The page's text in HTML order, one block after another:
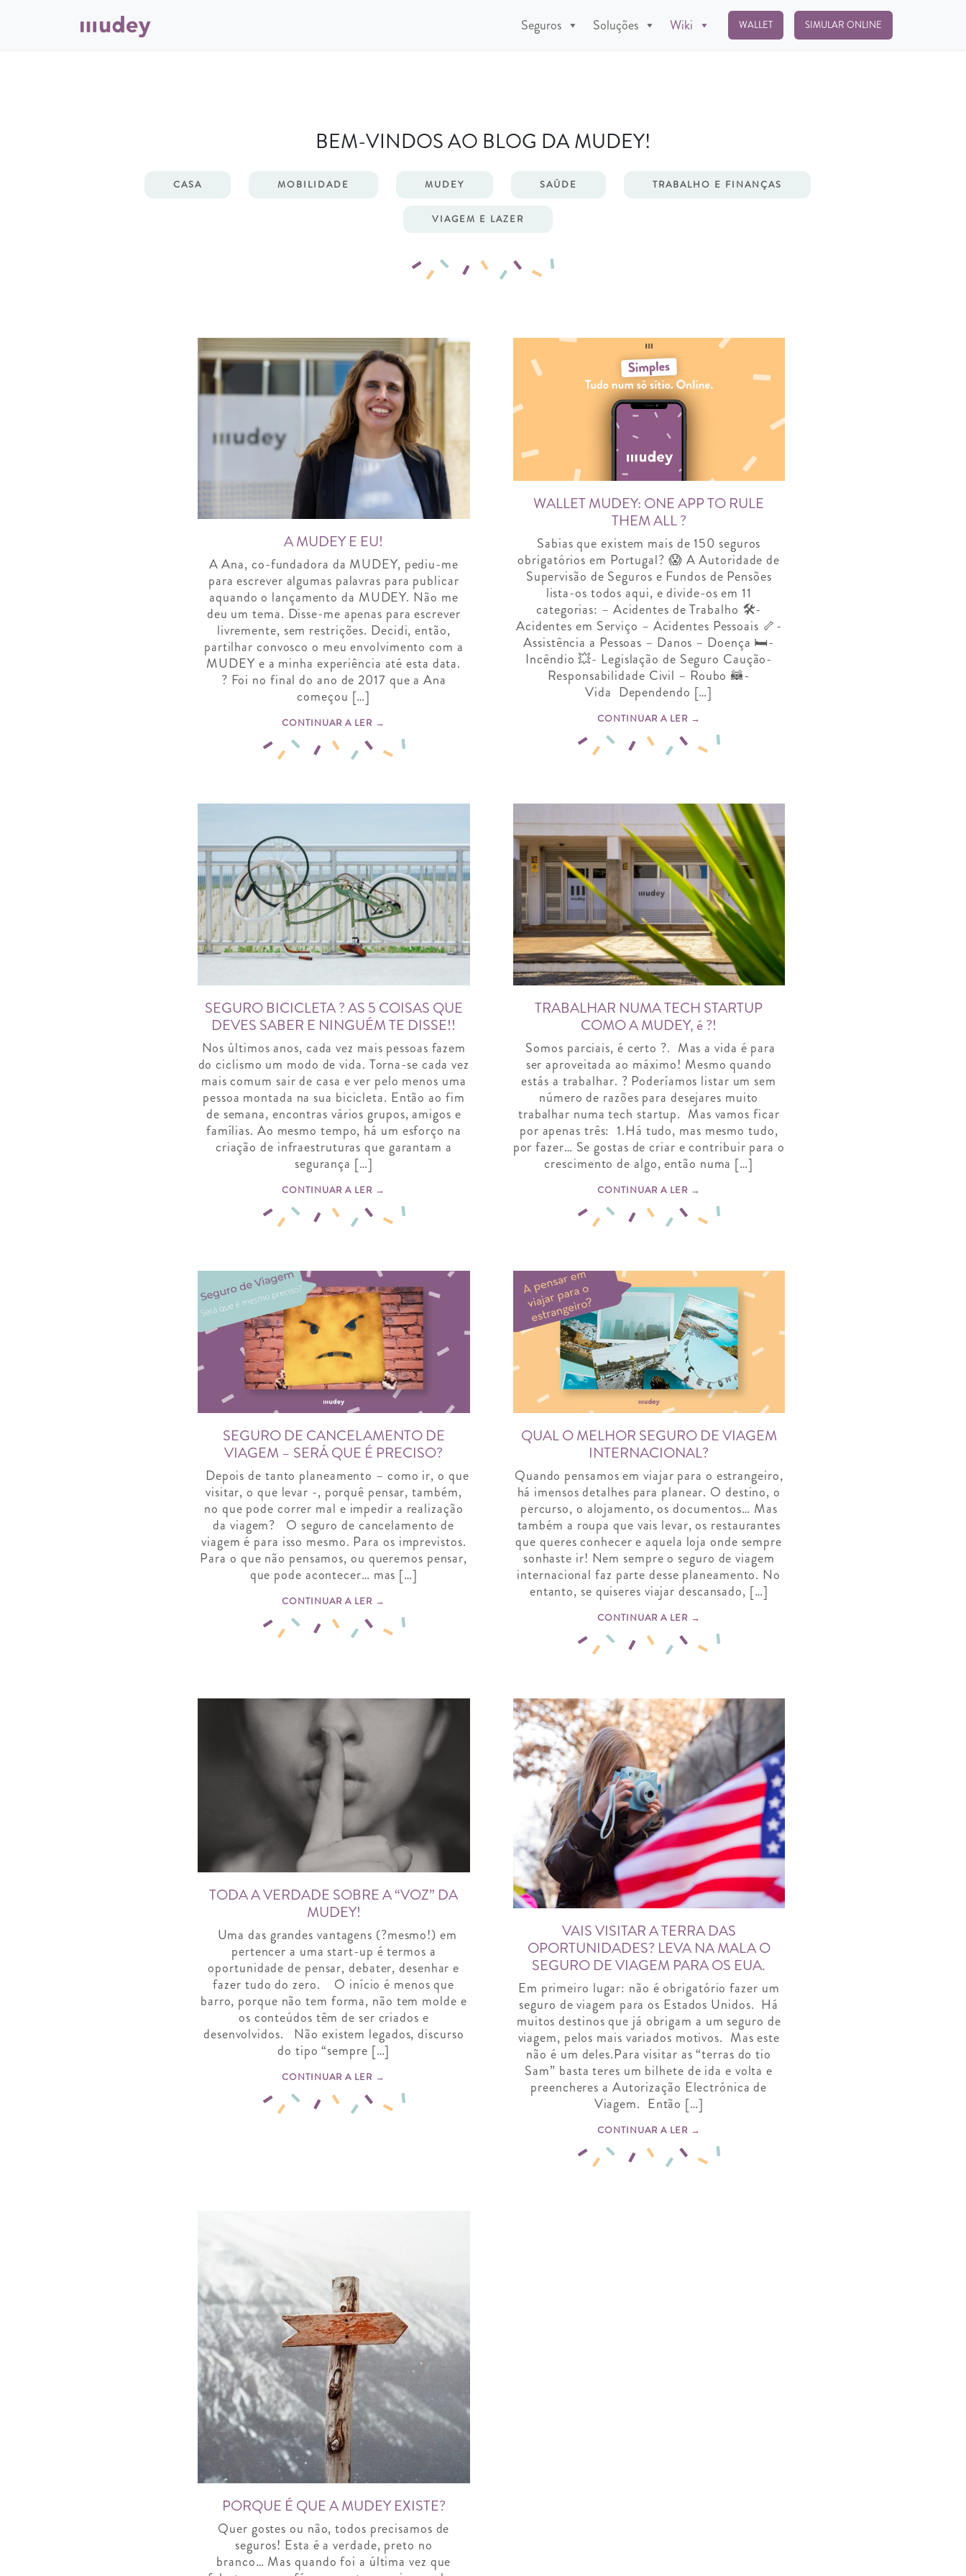
Seguros Soluções Wiki WALLET SIMULAR ONLINE
BEM-VINDOS AO BLOG DA MUDEY!
CASA MOBILIDADE MUDEY SAÚDE TRABALHO E FINANÇAS
VIAGEM E LAZER
A MUDEY E EU!
A Ana, co-fundadora da MUDEY, pediu-me
para escrever algumas palavras para publicar
aquando o lançamento da MUDEY. Não me
deu um tema. Disse-me apenas para escrever
livremente, sem restrições. Decidi, então,
partilhar convosco o meu envolvimento com a
MUDEY e a minha experiência até esta data.
? Foi no final do ano de 2017 que a Ana
começou […]
CONTINUAR A LER →
WALLET MUDEY: ONE APP TO RULE
THEM ALL ?
Sabias que existem mais de 150 seguros
obrigatórios em Portugal? 😱 A Autoridade de
Supervisão de Seguros e Fundos de Pensões
lista-os todos aqui, e divide-os em 11
categorias: – Acidentes de Trabalho 🛠️-
Acidentes em Serviço – Acidentes Pessoais 🦴-
Assistência a Pessoas – Danos – Doença 🛏️-
Incêndio 💥- Legislação de Seguro Caução-
Responsabilidade Civil – Roubo 🦝-
Vida Dependendo […]
CONTINUAR A LER →
SEGURO BICICLETA ? AS 5 COISAS QUE
DEVES SABER E NINGUÉM TE DISSE!!
Nos últimos anos, cada vez mais pessoas fazem
do ciclismo um modo de vida. Torna-se cada vez
mais comum sair de casa e ver pelo menos uma
pessoa montada na sua bicicleta. Então ao fim
de semana, encontras vários grupos, amigos e
famílias. Ao mesmo tempo, há um esforço na
criação de infraestruturas que garantam a
segurança […]
CONTINUAR A LER →
TRABALHAR NUMA TECH STARTUP
COMO A MUDEY, é ?!
Somos parciais, é certo ?. Mas a vida é para
ser aproveitada ao máximo! Mesmo quando
estás a trabalhar. ? Poderíamos listar um sem
número de razões para desejares muito
trabalhar numa tech startup. Mas vamos ficar
por apenas três: 1.Há tudo, mas mesmo tudo,
por fazer… Se gostas de criar e contribuir para o
crescimento de algo, então numa […]
CONTINUAR A LER →
SEGURO DE CANCELAMENTO DE
VIAGEM – SERÁ QUE É PRECISO?
Depois de tanto planeamento – como ir, o que
visitar, o que levar -, porquê pensar, também,
no que pode correr mal e impedir a realização
da viagem? O seguro de cancelamento de
viagem é para isso mesmo. Para os imprevistos.
Para o que não pensamos, ou queremos pensar,
que pode acontecer… mas […]
CONTINUAR A LER →
QUAL O MELHOR SEGURO DE VIAGEM
INTERNACIONAL?
Quando pensamos em viajar para o estrangeiro,
há imensos detalhes para planear. O destino, o
percurso, o alojamento, os documentos… Mas
também a roupa que vais levar, os restaurantes
que queres conhecer e aquela loja onde sempre
sonhaste ir! Nem sempre o seguro de viagem
internacional faz parte desse planeamento. No
entanto, se quiseres viajar descansado, […]
CONTINUAR A LER →
TODA A VERDADE SOBRE A “VOZ” DA
MUDEY!
Uma das grandes vantagens (?mesmo!) em
pertencer a uma start-up é termos a
oportunidade de pensar, debater, desenhar e
fazer tudo do zero. O início é menos que
barro, porque não tem forma, não tem molde e
os conteúdos têm de ser criados e
desenvolvidos. Não existem legados, discurso
do tipo “sempre […]
CONTINUAR A LER →
VAIS VISITAR A TERRA DAS
OPORTUNIDADES? LEVA NA MALA O
SEGURO DE VIAGEM PARA OS EUA.
Em primeiro lugar: ​não é obrigatório fazer um
seguro de viagem para os Estados Unidos. Há
muitos destinos que já obrigam a um seguro de
viagem, pelos mais variados motivos. Mas este
não é um deles.Para visitar as “terras do tio
Sam” basta teres um bilhete de ida e volta e
preencheres a ​Autorização Electrónica de
Viagem​. Então […]
CONTINUAR A LER →
PORQUE É QUE A MUDEY EXISTE?
Quer gostes ou não, todos precisamos de
seguros! Esta é a verdade, preto no
branco… Mas quando foi a última vez que